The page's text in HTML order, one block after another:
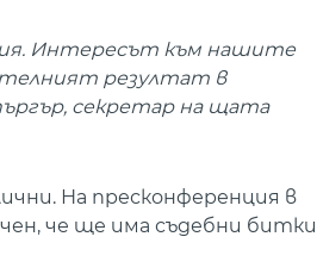
Интересът към нашите
резултат в
секретар на щата
На пресконференция в
че ще има съдебни